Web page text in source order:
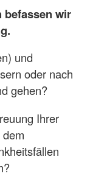
befassen wir
und
oder nach
gehen?
Ihrer